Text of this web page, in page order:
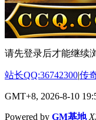
请先登录后才能继续
站长QQ:36742300|传
GMT+8, 2026-8-10
Powered by GM基地